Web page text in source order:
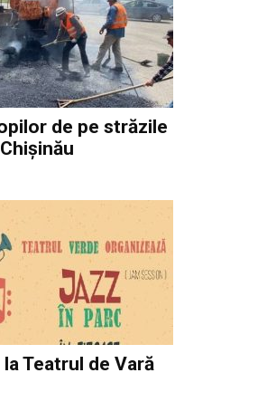
de pe străzile
la Teatrul de Vară